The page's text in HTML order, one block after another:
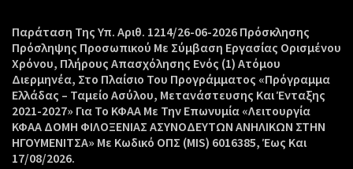
Παράταση Της Υπ. Αριθ. 1214/26-06-2026 Πρόσκλησης
Πρόσληψης Προσωπικού Με Σύμβαση Εργασίας Ορισμένου
Χρόνου, Πλήρους Απασχόλησης Ενός (1) Ατόμου
Διερμηνέα, Στο Πλαίσιο Του Προγράμματος «Πρόγραμμα
Ελλάδας – Ταμείο Ασύλου, Μετανάστευσης Και Ένταξης
2021-2027» Για Το ΚΦΑΑ Με Την Επωνυμία «Λειτουργία
ΚΦΑΑ ΔΟΜΗ ΦΙΛΟΞΕΝΙΑΣ ΑΣΥΝΟΔΕΥΤΩΝ ΑΝΗΛΙΚΩΝ ΣΤΗΝ
ΗΓΟΥΜΕΝΙΤΣΑ» Με Κωδικό ΟΠΣ (MIS) 6016385, Έως Και
17/08/2026.